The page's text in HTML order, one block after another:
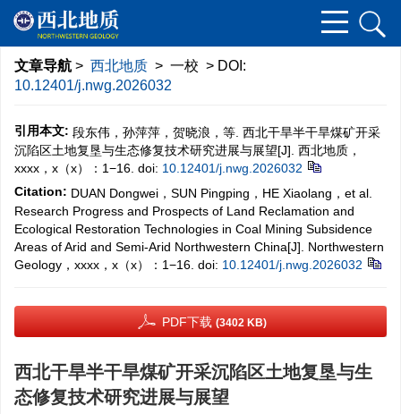
文章导航 > 西北地质 > 一校 > DOI:
10.12401/j.nwg.2026032
引用本文: 段东伟，孙萍萍，贺晓浪，等. 西北干旱半干旱煤矿开采
沉陷区土地复垦与生态修复技术研究进展与展望[J]. 西北地质，
xxxx，x（x）：1−16. doi: 10.12401/j.nwg.2026032
Citation: DUAN Dongwei，SUN Pingping，HE Xiaolang，et al.
Research Progress and Prospects of Land Reclamation and
Ecological Restoration Technologies in Coal Mining Subsidence
Areas of Arid and Semi-Arid Northwestern China[J]. Northwestern
Geology，xxxx，x（x）：1−16. doi: 10.12401/j.nwg.2026032
PDF下载 (3402 KB)
西北干旱半干旱煤矿开采沉陷区土地复垦与生
态修复技术研究进展与展望